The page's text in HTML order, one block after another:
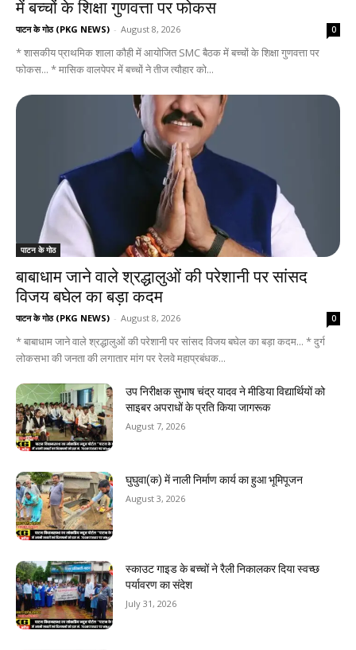
में बच्चों के शिक्षा गुणवत्ता पर फोकस
पाटन के गोठ (PKG NEWS) - August 8, 2026 0
* शासकीय प्राथमिक शाला कौही में आयोजित SMC बैठक में बच्चों के शिक्षा गुणवत्ता पर
फोकस... * मासिक वालपेपर में बच्चों ने तीज त्यौहार को...
पाटन के गोठ
बाबाधाम जाने वाले श्रद्धालुओं की परेशानी पर सांसद
विजय बघेल का बड़ा कदम
पाटन के गोठ (PKG NEWS) - August 8, 2026 0
* बाबाधाम जाने वाले श्रद्धालुओं की परेशानी पर सांसद विजय बघेल का बड़ा कदम... * दुर्ग
लोकसभा की जनता की लगातार मांग पर रेलवे महाप्रबंधक...
उप निरीक्षक सुभाष चंद्र यादव ने मीडिया विद्यार्थियों को
साइबर अपराधों के प्रति किया जागरूक
August 7, 2026
घुघुवा(क) में नाली निर्माण कार्य का हुआ भूमिपूजन
August 3, 2026
स्काउट गाइड के बच्चों ने रैली निकालकर दिया स्वच्छ
पर्यावरण का संदेश
July 31, 2026